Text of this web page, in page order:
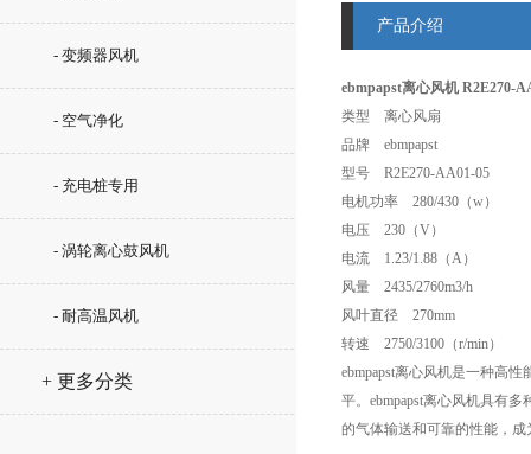
- 变频器风机
- 空气净化
- 充电桩专用
- 涡轮离心鼓风机
- 耐高温风机
+ 更多分类
产品介绍
ebmpapst离心风机 R2E270-
类型 离心风扇
品牌 ebmpapst
型号 R2E270-AA01-05
电机功率 280/430（w）
电压 230（V）
电流 1.23/1.88（A）
风量 2435/2760m3/h
风叶直径 270mm
转速 2750/3100（r/min）
ebmpapst离心风机是一种高
平。ebmpapst离心风机具有
的气体输送和可靠的性能，